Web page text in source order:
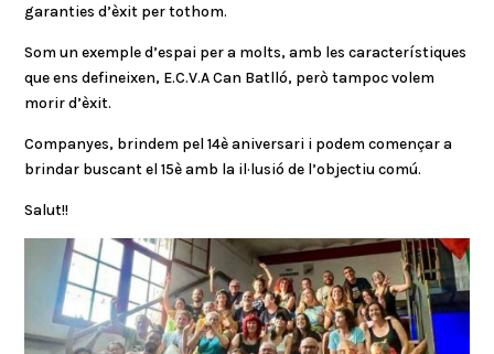
garanties d’èxit per tothom.
Som un exemple d’espai per a molts, amb les característiques
que ens defineixen, E.C.V.A Can Batlló, però tampoc volem
morir d’èxit.
Companyes, brindem pel 14è aniversari i podem començar a
brindar buscant el 15è amb la il·lusió de l’objectiu comú.
Salut!!